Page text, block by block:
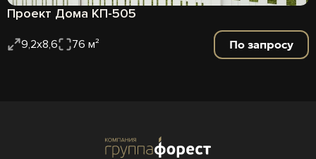
Проект Дома КП-505
9,2х8,6 76 м² По запросу